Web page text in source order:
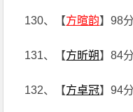
130、【方暄韵】98分
131、【方昕朔】84分
132、【方卓冠】94分